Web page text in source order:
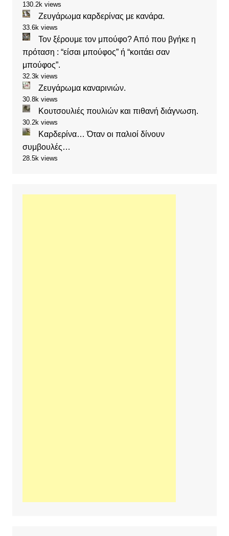
130.2k views
Ζευγάρωμα καρδερίνας με κανάρα.
33.6k views
Τον ξέρουμε τον μπούφο? Από που βγήκε η
πρόταση : “είσαι μπούφος” ή “κοιτάει σαν
μπούφος”.
32.3k views
Ζευγάρωμα καναρινιών.
30.8k views
Κουτσουλιές πουλιών και πιθανή διάγνωση.
30.2k views
Καρδερίνα… Όταν οι παλιοί δίνουν
συμβουλές…
28.5k views